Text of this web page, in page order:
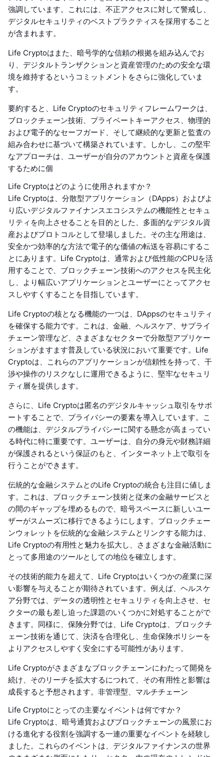
強調しています。これには、不正アクセスに対して警戒し、
デジタルセキュリティのベストプラクティスを採用すること
が含まれます。
Life Cryptoはまた、暗号学的な信頼の根拠を組み込んでお
り、デジタルトランザクションと資産管理のための安全な環
境を維持するというコミットメントをさらに強化していま
す。
要約すると、Life Cryptoのセキュリティフレームワークは、
ブロックチェーン技術、プライベートキーアクセス、物理的
および電子的なセーフガード、そして継続的な更新と監査の
組み合わせに基づいて構築されています。しかし、この堅牢
なアプローチは、ユーザーが自分のアカウントと資産を保護
するために個
Life Cryptoはどのように使用されますか？
Life Cryptoは、分散型アプリケーション（DApps）およびよ
り広いデジタルファイナンスエコシステムの機能性とセキュ
リティを向上させることを目的とした、多面的なデジタル資
産およびプロトコルとして登場しました。その主な用途は、
安全かつ効率的な方法で電子的な価値の転送を容易にするこ
とにあります。Life Cryptoは、通常および低性能のCPUを活
用することで、ブロックチェーン技術へのアクセスを民主化
し、より幅広いアプリケーションとユーザーにとってアクセ
スしやすくすることを目指しています。
Life Cryptoの核となる機能の一つは、DAppsのセキュリティ
を確保する能力です。これは、金融、ヘルスケア、サプライ
チェーン管理など、さまざまなセクターで分散型アプリケー
ションがますます普及している状況において重要です。Life
Cryptoは、これらのアプリケーションが信頼性を持って、干
渉や操作のリスクなしに運用できるように、堅牢なセキュリ
ティ層を提供します。
さらに、Life Cryptoは匿名のデジタルキャッシュ取引をサポ
ートすることで、プライバシーの要素を導入しています。こ
の機能は、デジタルプライバシーに関する懸念が高まってい
る時代に特に重要です。ユーザーは、自分の身元や財務詳細
が保護されるという保証のもと、インターネット上で取引を
行うことができます。
伝統的な金融システムとのLife Cryptoの統合も注目に値しま
す。これは、ブロックチェーン技術と従来の金融サービスと
の間のギャップを埋めるもので、暗号スペースに新しいユー
ザーがスムーズに移行できるようにします。ブロックチェー
ンウォレットを伝統的な金融システムとリンクする能力は、
Life Cryptoの有用性と魅力を拡大し、さまざまな金融活動に
とって多用途のツールとしての地位を確立します。
その技術的能力を超えて、Life Cryptoはいくつかの産業に深
い影響を与えることが期待されています。例えば、ヘルスケ
ア分野では、データの透明性とセキュリティを向上させ、セ
クターの最も差し迫った課題のいくつかに対処することがで
きます。同様に、保険分野では、Life Cryptoは、ブロックチ
ェーン技術を通じて、決済を合理化し、生命保険ポリシーを
よりアクセスしやすく安全にする可能性があります。
Life Cryptoがさまざまなブロックチェーンにわたって開発を
続け、そのリーチを拡大するにつれて、その有用性と影響は
成長すると予想されます。非管理型、マルチチェーン
Life Cryptoにとっての主要なイベントは何ですか？
Life Cryptoは、暗号通貨およびブロックチェーンの風景にお
ける進化する役割を強調する一連の重要なイベントを経験し
ました。これらのイベントは、デジタルファイナンスの世界